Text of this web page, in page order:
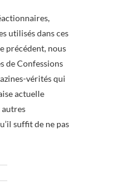
utilisés dans ces
précédent, nous
de Confessions
vérités qui
actuelle
autres
suffit de ne pas